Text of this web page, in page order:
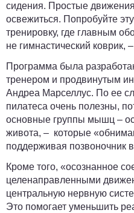
сидения. Простые
освежиться. Попробуйте
тренировку, где главным
не гимнастический коврик,
Программа была
тренером и продвинутым
Андреа Марселлус. По ее
пилатеса очень полезны,
основные группы мышц –
живота, – которые
поддерживая позвоночник
Кроме того, «осознанное
целенаправленными
центральную нервную
Это помогает уменьшить